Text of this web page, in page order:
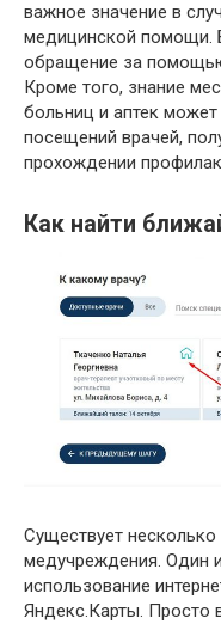
важное значение в
медицинской помощи.
обращение за
Кроме того, знание
больниц и аптек
посещений врачей,
прохождении
Как найти
Существует
медучреждения. Один
использование
Яндекс.Карты. Просто